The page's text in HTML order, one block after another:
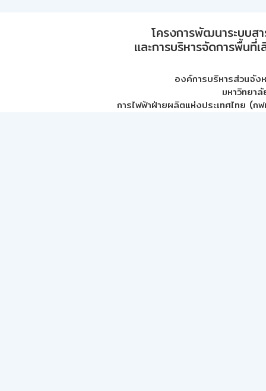
โครงการพัฒนาระบบส
และการบริหารจัดการพื้นที่
องค์การบริหารส่วนจัง
มหาวิทยา
การไฟฟ้าฝ่ายผลิตแห่งประเทศไทย (กฟ